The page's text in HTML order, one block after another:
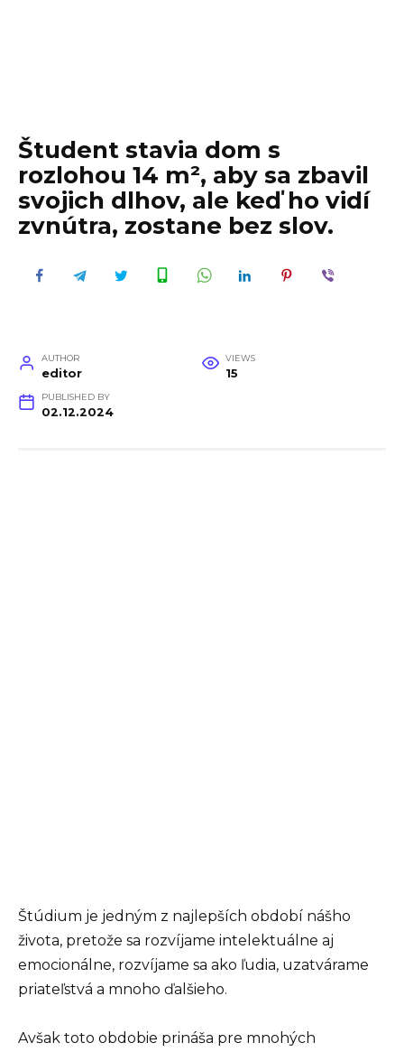
Študent stavia dom s
rozlohou 14 m², aby sa zbavil
svojich dlhov, ale keď ho vidí
zvnútra, zostane bez slov.
AUTHOR
editor
VIEWS
15
PUBLISHED BY
02.12.2024
Štúdium je jedným z najlepších období nášho
života, pretože sa rozvíjame intelektuálne aj
emocionálne, rozvíjame sa ako ľudia, uzatvárame
priateľstvá a mnoho ďalšieho.
Avšak toto obdobie prináša pre mnohých